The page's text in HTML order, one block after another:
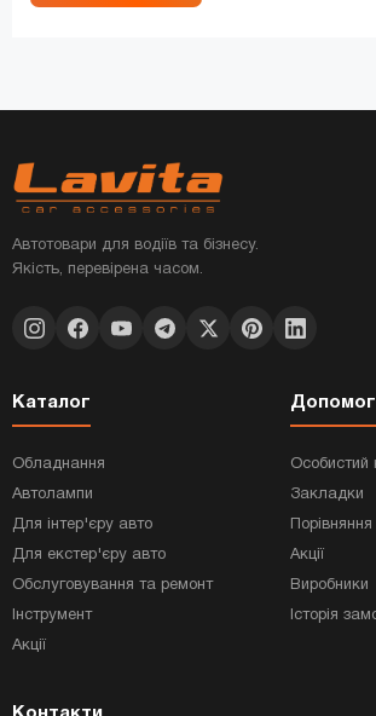
Автотовари для водіїв та бізнесу.
Якість, перевірена часом.
Каталог
Обладнання
Автолампи
Для інтер'єру авто
Для екстер'єру авто
Обслуговування та ремонт
Інструмент
Акції
Особистий
Закладки
Акції
Виробники
Історія